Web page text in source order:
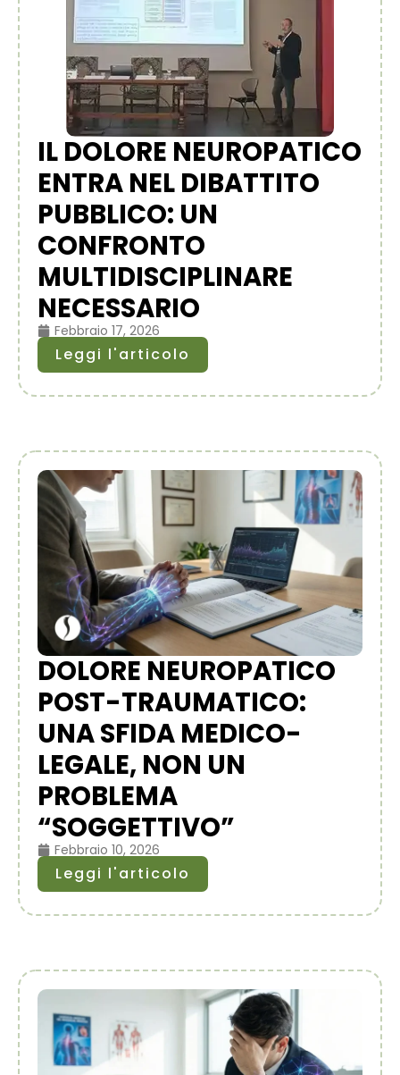
IL DOLORE NEUROPATICO
ENTRA NEL DIBATTITO
PUBBLICO: UN
CONFRONTO
MULTIDISCIPLINARE
NECESSARIO
Febbraio 17, 2026
Leggi l'articolo
DOLORE NEUROPATICO
POST-TRAUMATICO:
UNA SFIDA MEDICO-
LEGALE, NON UN
PROBLEMA
“SOGGETTIVO”
Febbraio 10, 2026
Leggi l'articolo